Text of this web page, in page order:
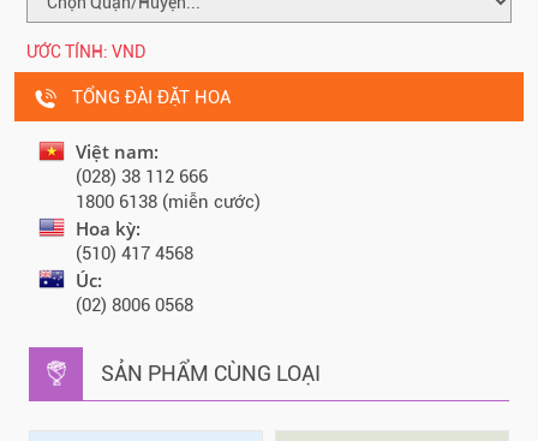
ƯỚC TÍNH: VND
TỔNG ĐÀI ĐẶT HOA
Việt nam:
(028) 38 112 666
1800 6138 (miễn cước)
Hoa kỳ:
(510) 417 4568
Úc:
(02) 8006 0568
SẢN PHẨM CÙNG LOẠI